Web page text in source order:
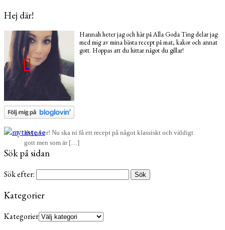
1
Hej på er! Nu ska ni få ett recept på något klassiskt och väldigt
gott men som är […]
Hej där!
Hannah heter jag och här på Alla Goda Ting delar jag
med mig av mina bästa recept på mat, kakor och annat
gott. Hoppas att du hittar något du gillar!
Sök på sidan
Sök efter:
Kategorier
Kategorier